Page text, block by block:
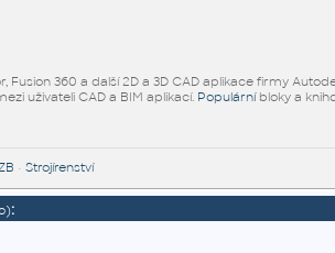
Fusion 360 a další 2D a 3D CAD aplikace firmy
uživateli CAD a BIM aplikací. Populárníbloky a
• Strojírenství
: